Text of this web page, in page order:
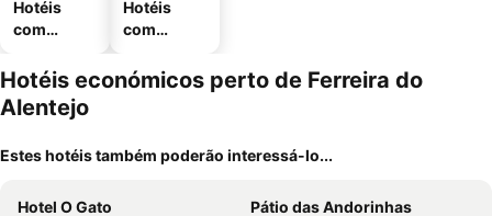
Hotéis
com
Hotéis
com
mento
Hotéis económicos perto de Ferreira do
Alentejo
Estes hotéis também poderão interessá-lo...
Hotel O Gato
Pátio das Andorinhas